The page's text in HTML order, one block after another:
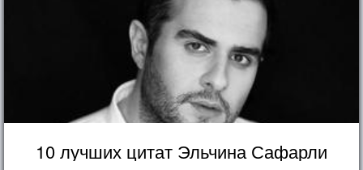
10 лучших цитат Эльчина Сафарли